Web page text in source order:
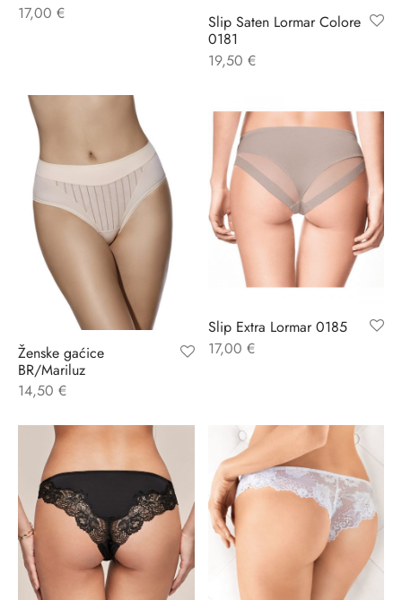
17,00 €
Slip Saten Lormar Colore
0181
19,50 €
Ženske gaćice
BR/Mariluz
14,50 €
Slip Extra Lormar 0185
17,00 €
leđa
kupnje